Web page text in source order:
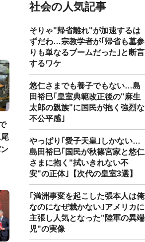
社会の人気記事
そりゃ"帰省離れ"が加速するは
ずだわ…宗教学者が｢帰省も墓参
りも単なるブームだった｣と断言
するワケ
悠仁さまでも養子でもない…島
田裕巳｢皇室典範改正後の"麻生
太郎の親族"に国民が抱く強烈な
不公平感｣
やっぱり｢愛子天皇｣しかない…
島田裕巳｢国民が秋篠宮家と悠仁
さまに抱く"拭いきれない不
安"の正体｣【次代の皇室3選】
｢満洲事変を起こした張本人は俺
なのになぜ裁かない｣アメリカに
主張し人気となった"陸軍の異端
児"の実像